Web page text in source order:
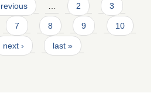
2 3
7 8 9 10
next › last »